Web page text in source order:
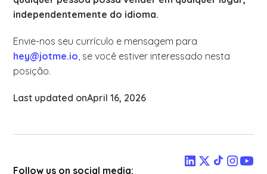
independentemente do idioma.
Envie-nos seu currículo e mensagem para
hey@jotme.io, se você estiver interessado nesta
posição.
Last updated onApril 16, 2026
Follow us on social media: